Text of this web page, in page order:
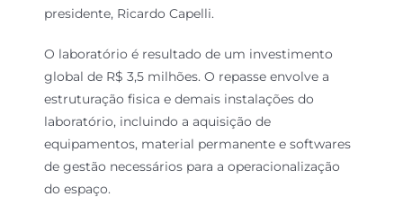
presidente, Ricardo Capelli.
O laboratório é resultado de um investimento
global de R$ 3,5 milhões. O repasse envolve a
estruturação fisica e demais instalações do
laboratório, incluindo a aquisição de
equipamentos, material permanente e softwares
de gestão necessários para a operacionalização
do espaço.